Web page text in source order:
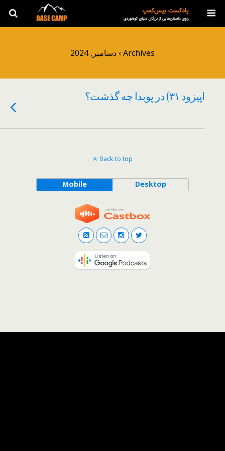
Archives › دسامبر, 2024
اپیزود ۳۱) در پوبدا چه گذشت؟
Back to top
Mobile Desktop